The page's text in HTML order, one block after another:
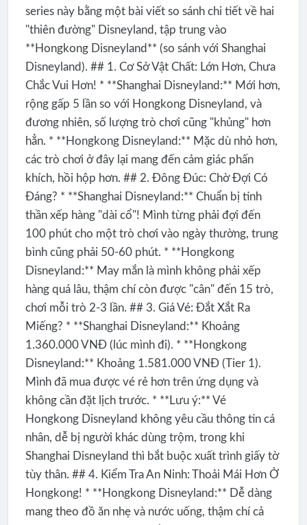
series này bằng một bài viết so sánh chi tiết về hai
"thiên đường" Disneyland, tập trung vào
**Hongkong Disneyland** (so sánh với Shanghai
Disneyland). ## 1. Cơ Sở Vật Chất: Lớn Hơn, Chưa
Chắc Vui Hơn! * **Shanghai Disneyland:** Mới hơn,
rộng gấp 5 lần so với Hongkong Disneyland, và
đương nhiên, số lượng trò chơi cũng "khủng" hơn
hẳn. * **Hongkong Disneyland:** Mặc dù nhỏ hơn,
các trò chơi ở đây lại mang đến cảm giác phấn
khích, hồi hộp hơn. ## 2. Đông Đúc: Chờ Đợi Có
Đáng? * **Shanghai Disneyland:** Chuẩn bị tinh
thần xếp hàng "dài cổ"! Mình từng phải đợi đến
100 phút cho một trò chơi vào ngày thường, trung
bình cũng phải 50-60 phút. * **Hongkong
Disneyland:** May mắn là mình không phải xếp
hàng quá lâu, thậm chí còn được "cân" đến 15 trò,
chơi mỗi trò 2-3 lần. ## 3. Giá Vé: Đắt Xắt Ra
Miếng? * **Shanghai Disneyland:** Khoảng
1.360.000 VNĐ (lúc mình đi). * **Hongkong
Disneyland:** Khoảng 1.581.000 VNĐ (Tier 1).
Mình đã mua được vé rẻ hơn trên ứng dụng và
không cần đặt lịch trước. * **Lưu ý:** Vé
Hongkong Disneyland không yêu cầu thông tin cá
nhân, dễ bị người khác dùng trộm, trong khi
Shanghai Disneyland thì bắt buộc xuất trình giấy tờ
tùy thân. ## 4. Kiểm Tra An Ninh: Thoải Mái Hơn Ở
Hongkong! * **Hongkong Disneyland:** Dễ dàng
mang theo đồ ăn nhẹ và nước uống, thậm chí cả